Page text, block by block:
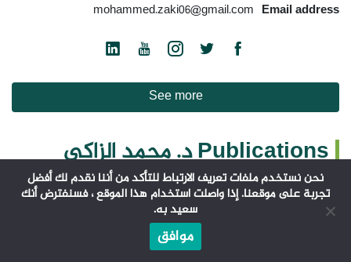
mohammed.zaki06@gmail.com Email address
See more
Publications د. محمد الزاكي
نحن نستخدم ملفات تعريف الارتباط للتأكد من أننا نقدم لك أفضل
تجربة على موقعنا. إذا واصلت استخدام هذا الموقع ، فسنفترض أنك
سعيد به.
موافق